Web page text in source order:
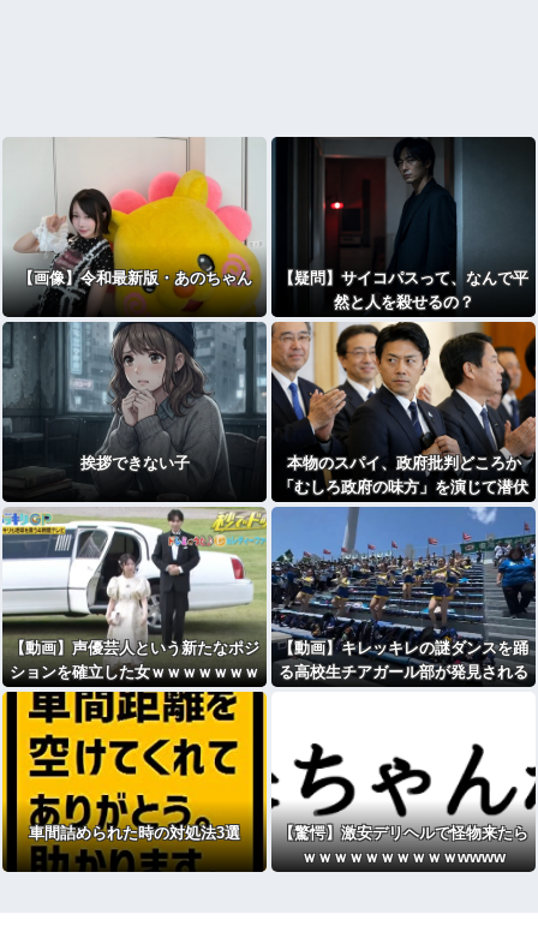
【画像】令和最新版・あのちゃん
【疑問】サイコパスって、なんで平
然と人を殺せるの？
挨拶できない子
本物のスパイ、政府批判どころか
「むしろ政府の味方」を演じて潜伏
することが判明
【動画】声優芸人という新たなポジ
ションを確立した女ｗｗｗｗｗｗｗ
ｗｗｗｗｗｗｗｗｗｗｗ
【動画】キレッキレの謎ダンスを踊
る高校生チアガール部が発見される
車間詰められた時の対処法3選
【驚愕】激安デリヘルで怪物来たら
ｗｗｗｗｗｗｗｗｗｗwwww